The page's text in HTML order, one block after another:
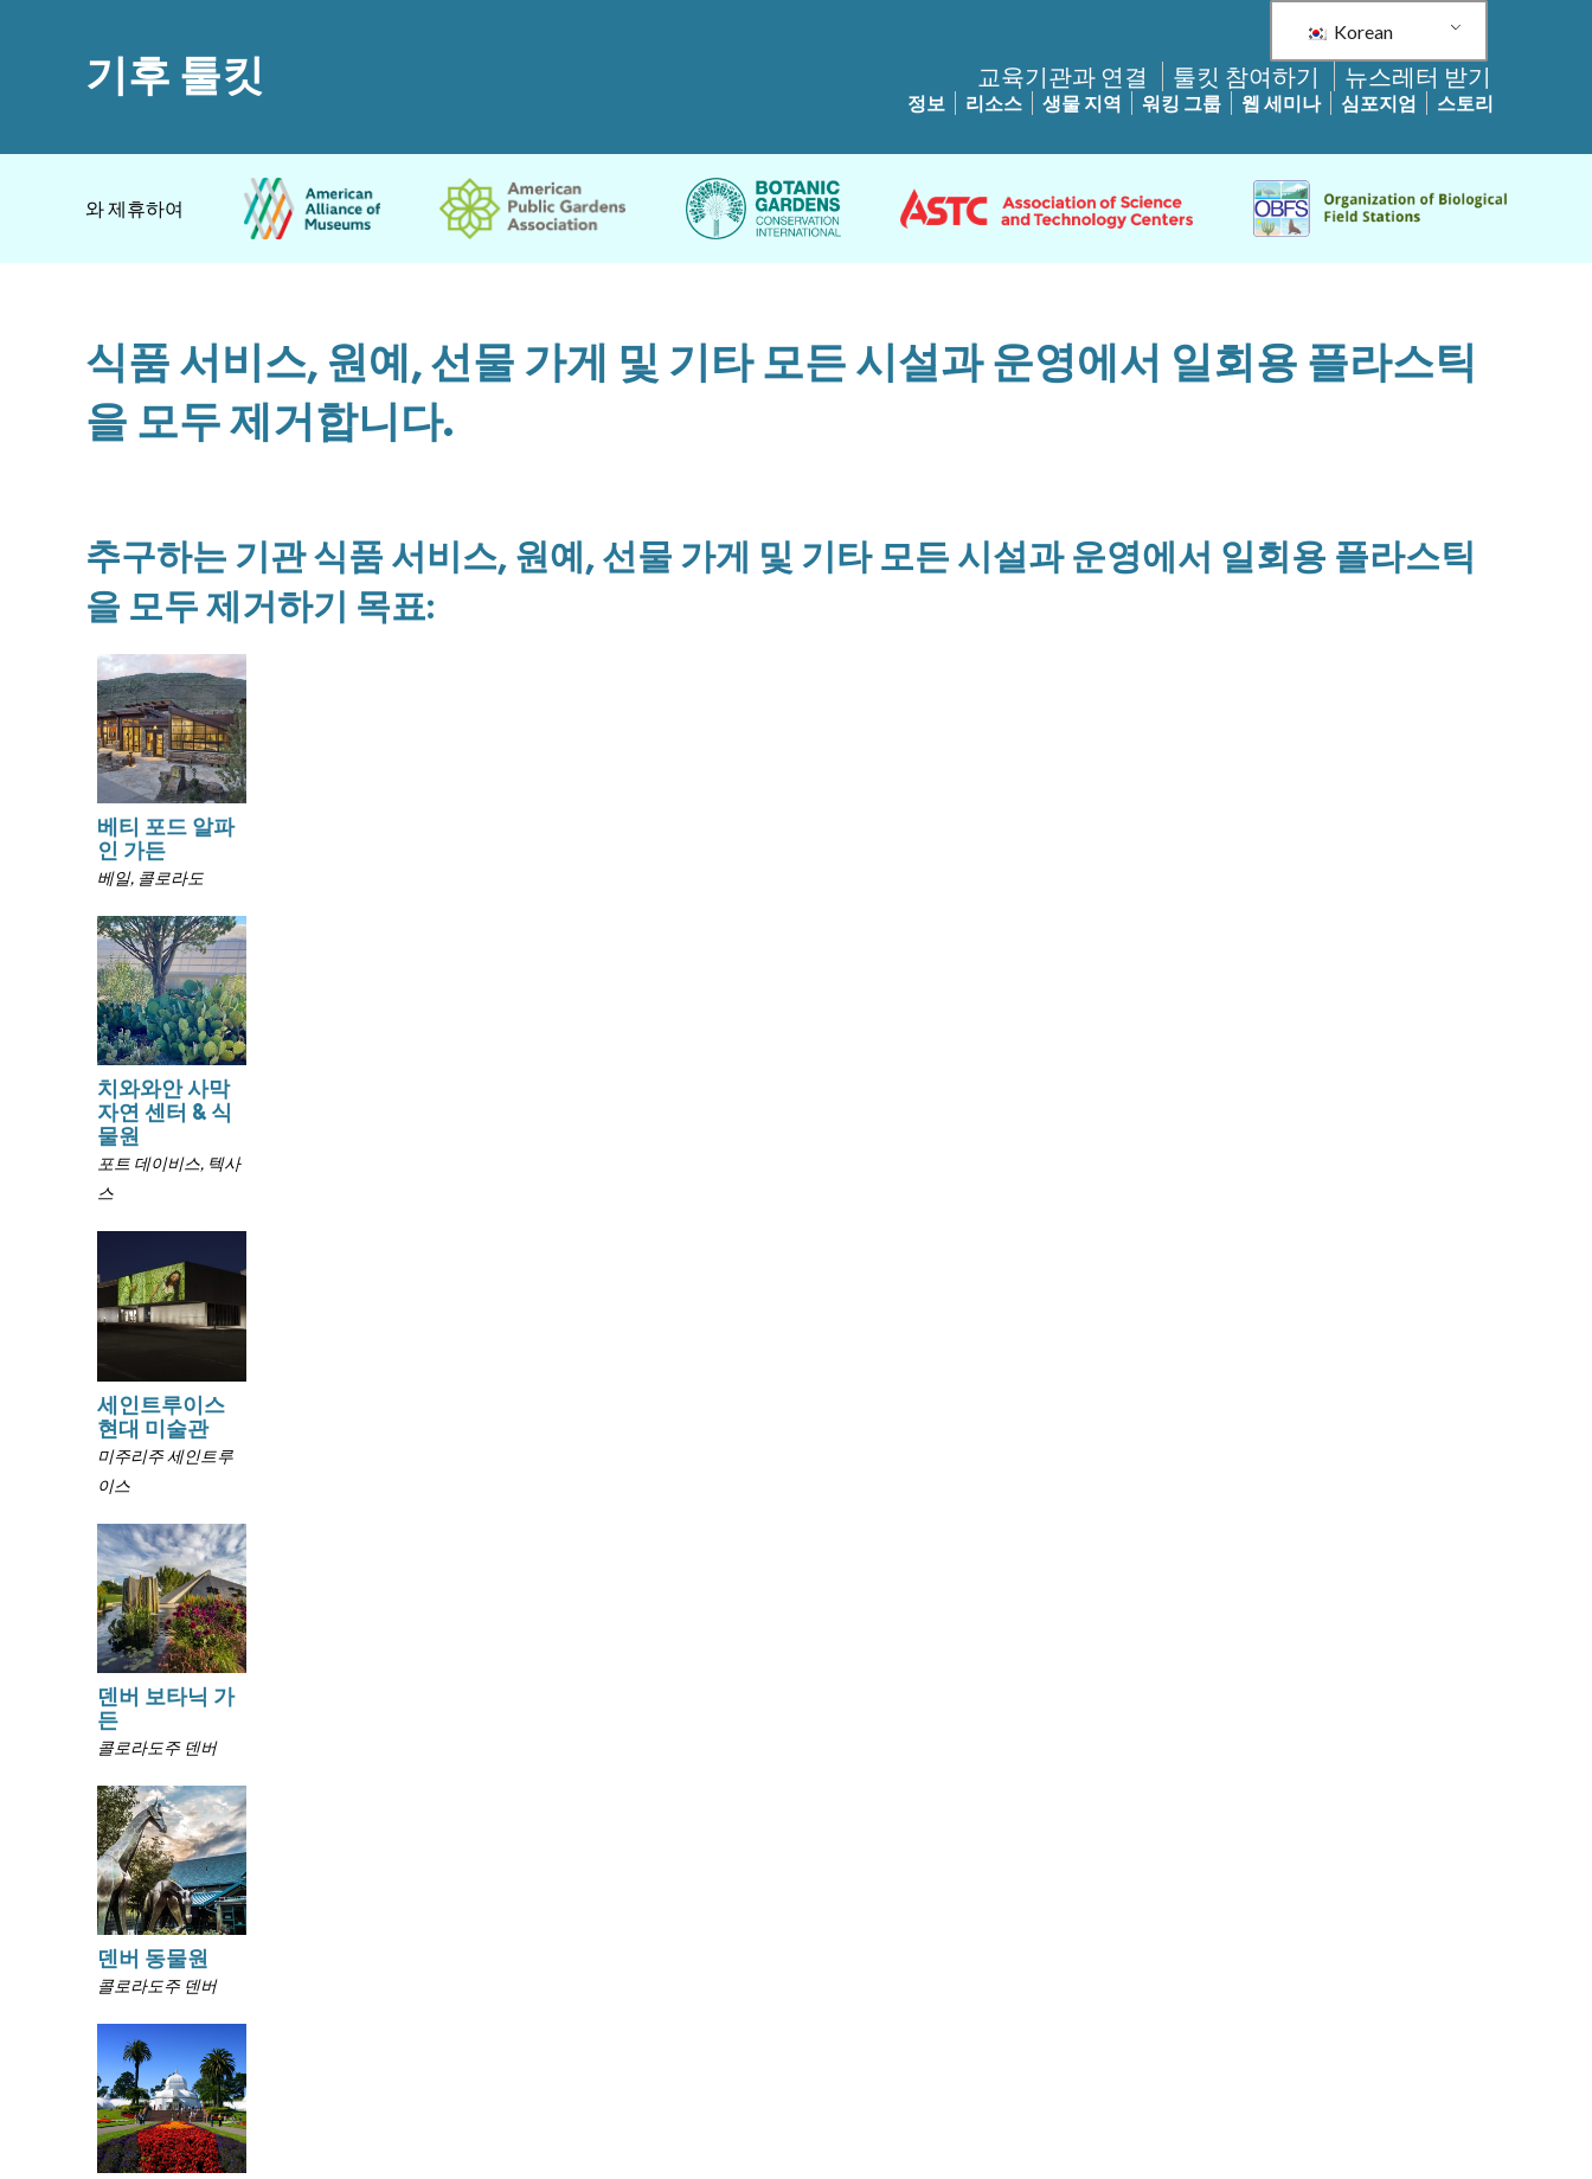
기후 툴킷
Korean
교육기관과 연결 툴킷 참여하기 뉴스레터 받기
정보 리소스 생물 지역 워킹 그룹 웹 세미나 심포지엄 스토리
와 제휴하여
식품 서비스, 원예, 선물 가게 및 기타 모든 시설과 운영에서 일회용 플라스틱
을 모두 제거합니다.
추구하는 기관 식품 서비스, 원예, 선물 가게 및 기타 모든 시설과 운영에서 일회용 플라스틱
을 모두 제거하기 목표:
베티 포드 알파
인 가든
베일, 콜로라도
치와와안 사막
자연 센터 & 식
물원
포트 데이비스, 텍사
스
세인트루이스
현대 미술관
미주리주 세인트루
이스
덴버 보타닉 가
든
콜로라도주 덴버
덴버 동물원
콜로라도주 덴버